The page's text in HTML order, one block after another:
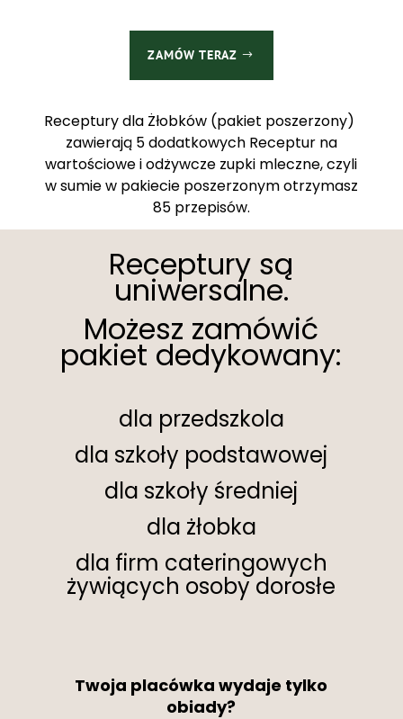
ZAMÓW TERAZ
Receptury dla Żłobków (pakiet poszerzony)
zawierają 5 dodatkowych Receptur na
wartościowe i odżywcze zupki mleczne, czyli
w sumie w pakiecie poszerzonym otrzymasz
85 przepisów.
Receptury są
uniwersalne.
Możesz zamówić
pakiet dedykowany:
dla przedszkola
dla szkoły podstawowej
dla szkoły średniej
dla żłobka
dla firm cateringowych
żywiących osoby dorosłe
Twoja placówka wydaje tylko
obiady?